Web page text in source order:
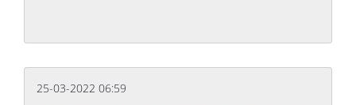
25-03-2022 06:59